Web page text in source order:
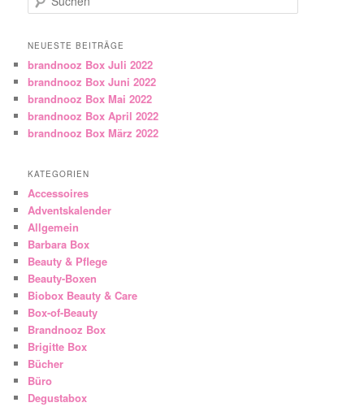
NEUESTE BEITRÄGE
brandnooz Box Juli 2022
brandnooz Box Juni 2022
brandnooz Box Mai 2022
brandnooz Box April 2022
brandnooz Box März 2022
KATEGORIEN
Accessoires
Adventskalender
Allgemein
Barbara Box
Beauty & Pflege
Beauty-Boxen
Biobox Beauty & Care
Box-of-Beauty
Brandnooz Box
Brigitte Box
Bücher
Büro
Degustabox